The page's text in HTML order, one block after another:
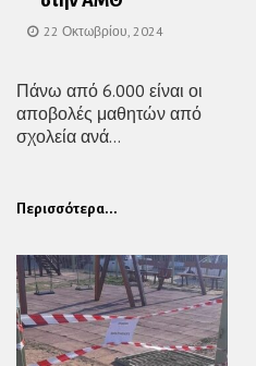
22 Οκτωβρίου, 2024
Πάνω από 6.000 είναι οι
αποβολές μαθητών από
σχολεία ανά...
Περισσότερα...